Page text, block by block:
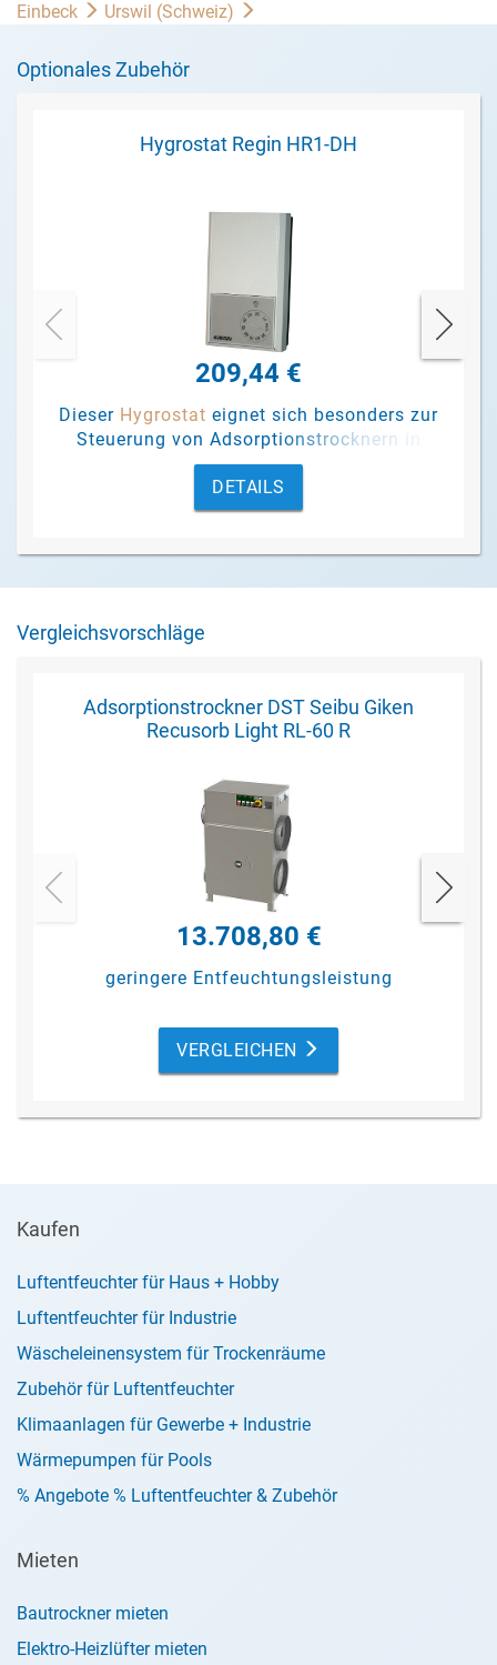
Einbeck
Urswil (Schweiz)
Optionales Zubehör
Hygrostat Regin HR1-DH
209,44 €
Dieser Hygrostat eignet sich besonders zur
Steuerung von Adsorptionstrocknern in
Abhängigkeit von der relativen
Luftfeuchtigkeit.
DETAILS
Vergleichsvorschläge
Adsorptionstrockner DST Seibu Giken
Recusorb Light RL-60 R
13.708,80 €
geringere Entfeuchtungsleistung
VERGLEICHEN
Kaufen
Luftentfeuchter für Haus + Hobby
Luftentfeuchter für Industrie
Wäscheleinensystem für Trockenräume
Zubehör für Luftentfeuchter
Klimaanlagen für Gewerbe + Industrie
Wärmepumpen für Pools
% Angebote % Luftentfeuchter & Zubehör
Mieten
Bautrockner mieten
Elektro-Heizlüfter mieten